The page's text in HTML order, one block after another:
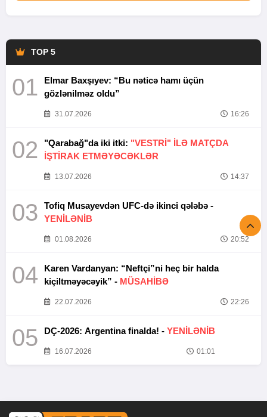
TOP 5
01
Elmar Baxşıyev: “Bu nəticə hamı üçün
gözlənilməz oldu”
31.07.2026 16:26
02 "Qarabağ"da iki itki: "VESTRİ" İLƏ MATÇDA
İŞTİRAK ETMƏYƏCƏKLƏR
13.07.2026 14:37
03
Tofiq Musayevdən UFC-də ikinci qələbə -
YENİLƏNİB
01.08.2026 20:52
04
Karen Vardanyan: “Neftçi”ni heç bir halda
kiçiltməyəcəyik” - MÜSAHİBƏ
22.07.2026 22:26
05 DÇ-2026: Argentina finalda! - YENİLƏNİB
16.07.2026 01:01